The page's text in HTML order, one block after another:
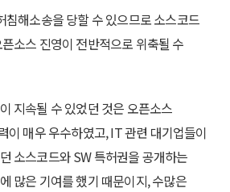
침해소송을 당할 수 있으므로 소스코드
소스 진영이 전반적으로 위축될 수
지속될 수 있었던 것은 오픈소스
이 매우 우수하였고, IT 관련 대기업들이
소스코드와 SW 특허권을 공개하는
많은 기여를 했기 때문이지, 수많은